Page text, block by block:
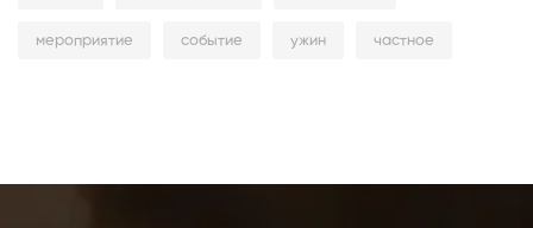
мероприятие событие ужин частное